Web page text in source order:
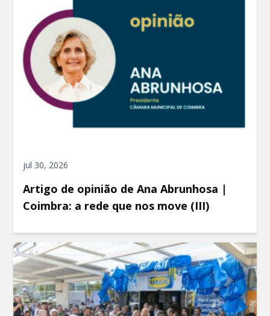
jul 30, 2026
Artigo de opinião de Ana Abrunhosa |
Coimbra: a rede que nos move (III)